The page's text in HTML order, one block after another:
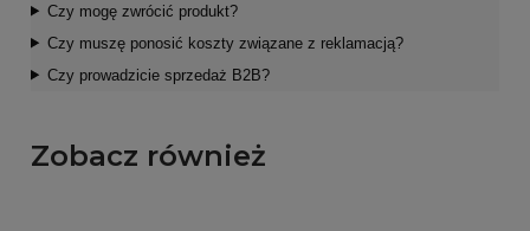
Czy mogę zwrócić produkt?
Czy muszę ponosić koszty związane z reklamacją?
Czy prowadzicie sprzedaż B2B?
Zobacz również